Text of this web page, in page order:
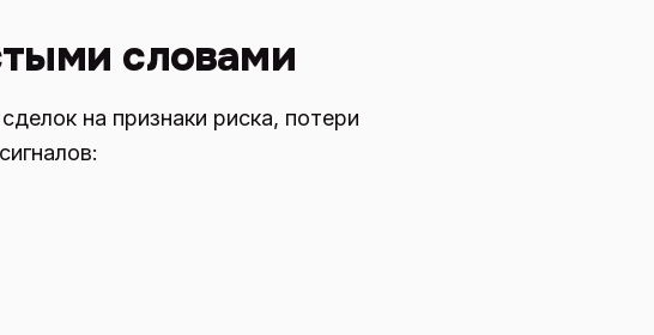
словами
на признаки риска, потери